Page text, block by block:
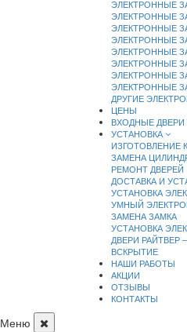
ЭЛЕКТРОННЫЕ
ЭЛЕКТРОННЫЕ
ЭЛЕКТРОННЫЕ
ЭЛЕКТРОННЫЕ
ЭЛЕКТРОННЫЕ
ЭЛЕКТРОННЫЕ
ЭЛЕКТРОННЫЕ
ЭЛЕКТРОННЫЕ
ДРУГИЕ
ЦЕНЫ
ВХОДНЫЕ ДВЕРИ
УСТАНОВКА
ИЗГОТОВЛЕНИЕ
ЗАМЕНА
РЕМОНТ ДВЕРЕЙ
ДОСТАВКА И
УСТАНОВКА
УМНЫЙ
ЗАМЕНА ЗАМКА
УСТАНОВКА
ДВЕРИ РАЙТВЕР
ВСКРЫТИЕ
НАШИ РАБОТЫ
АКЦИИ
ОТЗЫВЫ
КОНТАКТЫ
Меню